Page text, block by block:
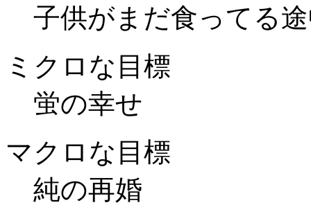
子供がまだ食ってる
ミクロな目標
蛍の幸せ
マクロな目標
純の再婚